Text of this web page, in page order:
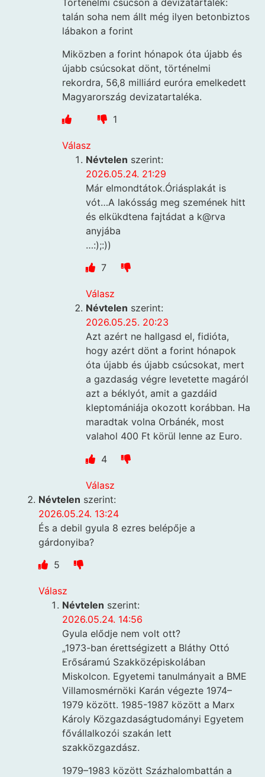
Történelmi csúcson a devizatartalék:
talán soha nem állt még ilyen betonbiztos
lábakon a forint
Miközben a forint hónapok óta újabb és
újabb csúcsokat dönt, történelmi
rekordra, 56,8 milliárd euróra emelkedett
Magyarország devizatartaléka.
1
Válasz
Névtelen szerint:
2026.05.24. 21:29
Már elmondtátok.Óriásplakát is
vót…A lakósság meg szemének hitt
és elkükdtena fajtádat a k@rva
anyjába
…:);:))
7
Válasz
Névtelen szerint:
2026.05.25. 20:23
Azt azért ne hallgasd el, fidióta,
hogy azért dönt a forint hónapok
óta újabb és újabb csúcsokat, mert
a gazdaság végre levetette magáról
azt a béklyót, amit a gazdáid
kleptomániája okozott korábban. Ha
maradtak volna Orbánék, most
valahol 400 Ft körül lenne az Euro.
4
Válasz
Névtelen szerint:
2026.05.24. 13:24
És a debil gyula 8 ezres belépője a
gárdonyiba?
5
Válasz
Névtelen szerint:
2026.05.24. 14:56
Gyula elődje nem volt ott?
„1973-ban érettségizett a Bláthy Ottó
Erősáramú Szakközépiskolában
Miskolcon. Egyetemi tanulmányait a BME
Villamosmérnöki Karán végezte 1974–
1979 között. 1985-1987 között a Marx
Károly Közgazdaságtudományi Egyetem
fővállalkozói szakán lett
szakközgazdász.
1979–1983 között Százhalombattán a